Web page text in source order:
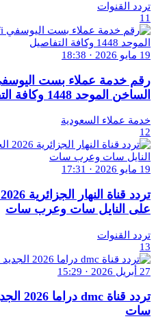
تردد القنوات
11
19 مايو 2026 · 18:38
الساخن الموحد 1448 وكافة التفاصيل
خدمة عملاء السعودية
12
19 مايو 2026 · 17:31
على النايل سات وعرب سات
تردد القنوات
13
27 أبريل 2026 · 15:29
سات